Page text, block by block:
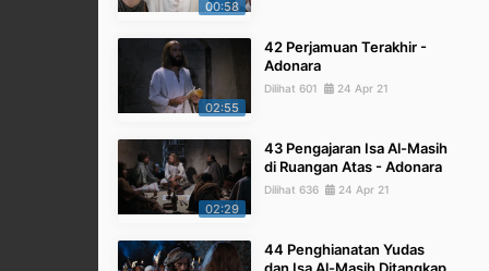
00:58
02:55
42 Perjamuan Terakhir -
Adonara
Dilihat 601 24 Apr 21
02:29
43 Pengajaran Isa Al-Masih
di Ruangan Atas - Adonara
Dilihat 636 24 Apr 21
44 Penghianatan Yudas